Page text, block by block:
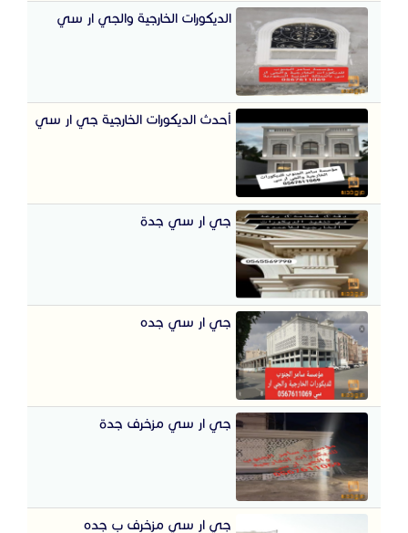
الديكورات الخارجية والجي ار سي
أحدث الديكورات الخارجية جي ار سي
جي ار سي جدة
جي ار سي جده
جي ار سي مزخرف جدة
جي ار سي مزخرف ب جده